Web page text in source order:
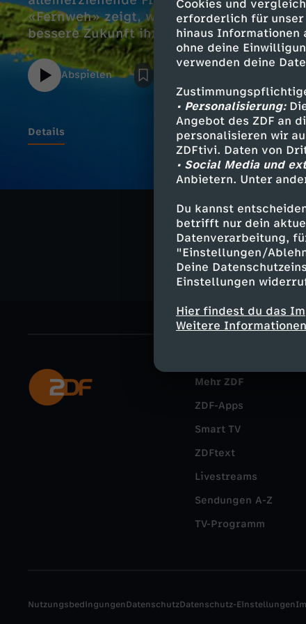
Cookies und
erforderlich für unser
hinaus Informationen
ohne deine
verwenden deine
• Personalisierung:
Angebot des ZDF an
personalisieren wir
ZDFtivi. Daten von
• Social Media und
Anbietern. Unter
Du kannst
betrifft nur dein
Datenverarbeitung,
"Einstellungen/
Deine
Einstellungen
Hier findest du das
Weitere
«Fernweh» zeigt, wie eine Frau in den
bessere Zukunft ihrer Kinder kämpft.
Abspielen
Details
Reise
Mehr ZDF
ZDF-Apps
Smart TV
ZDFtext
Livestreams
Sendungen A-Z
TV-Programm
NutzungsbedingungenDatenschutzDatenschutz-Einstellungen